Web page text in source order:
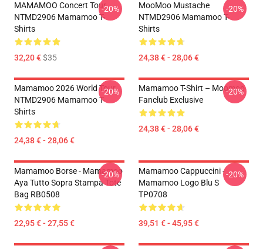
MAMAMOO Concert Tour
NTMD2906 Mamamoo T-
Shirts
32,20 €$35
-20%
MooMoo Mustache
NTMD2906 Mamamoo T-
Shirts
24,38 € - 28,06 €
-20%
Mamamoo 2026 World Tour
NTMD2906 Mamamoo T-
Shirts
24,38 € - 28,06 €
-20%
Mamamoo T-Shirt – Moomoo
Fanclub Exclusive
24,38 € - 28,06 €
-20%
Mamamoo Borse - Mamamoo
Aya Tutto Sopra Stampa Tote
Bag RB0508
22,95 € - 27,55 €
-20%
Mamamoo Cappuccini -
Mamamoo Logo Blu S
TP0708
39,51 € - 45,95 €
-20%